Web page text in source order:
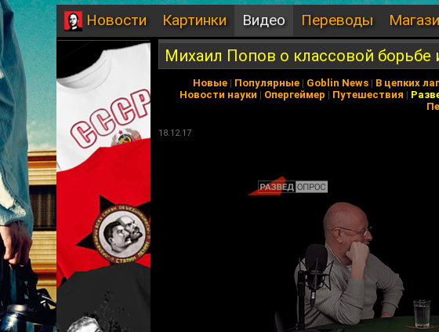
Новости Картинки Видео Переводы
Михаил Попов о классовой борьбе
Новые | Популярные | Goblin News | В цепких
Новости науки | Опергеймер | Путешествия |
18.12.17